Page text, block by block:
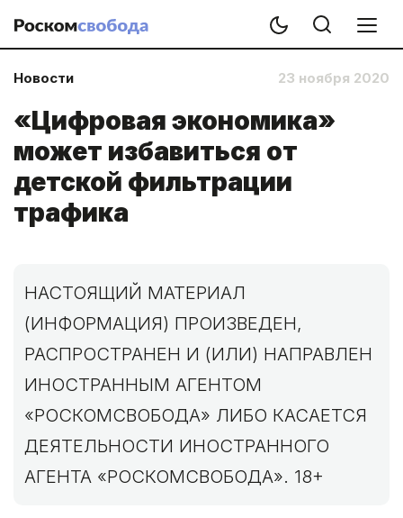
Новости 23 ноября 2020
«Цифровая экономика»
может избавиться от
детской фильтрации
трафика
НАСТОЯЩИЙ МАТЕРИАЛ
(ИНФОРМАЦИЯ) ПРОИЗВЕДЕН,
РАСПРОСТРАНЕН И (ИЛИ) НАПРАВЛЕН
ИНОСТРАННЫМ АГЕНТОМ
«РОСКОМСВОБОДА» ЛИБО КАСАЕТСЯ
ДЕЯТЕЛЬНОСТИ ИНОСТРАННОГО
АГЕНТА «РОСКОМСВОБОДА». 18+